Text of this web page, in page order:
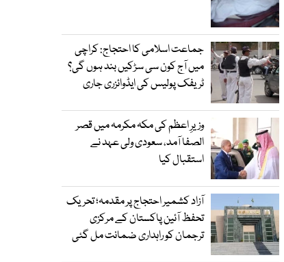
جماعت اسلامی کا احتجاج: کراچی
میں آج کون سی سڑکیں بند ہوں گی؟
ٹریفک پولیس کی ایڈوائزری جاری
وزیرِ اعظم کی مکہ مکرمہ میں قصر
الصفا آمد، سعودی ولی عہد نے
استقبال کیا
آزاد کشمیر احتجاج پر مقدمہ؛ تحریک
تحفظ آئین پاکستان کے مرکزی
ترجمان کو راہداری ضمانت مل گئی